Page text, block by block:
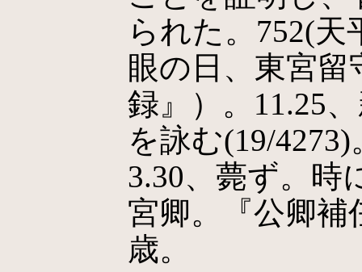
られた。752(天
眼の日、東宮
録』）。11.25
を詠む(19/
3.30、薨ず。時
宮卿。『公卿補
歳。